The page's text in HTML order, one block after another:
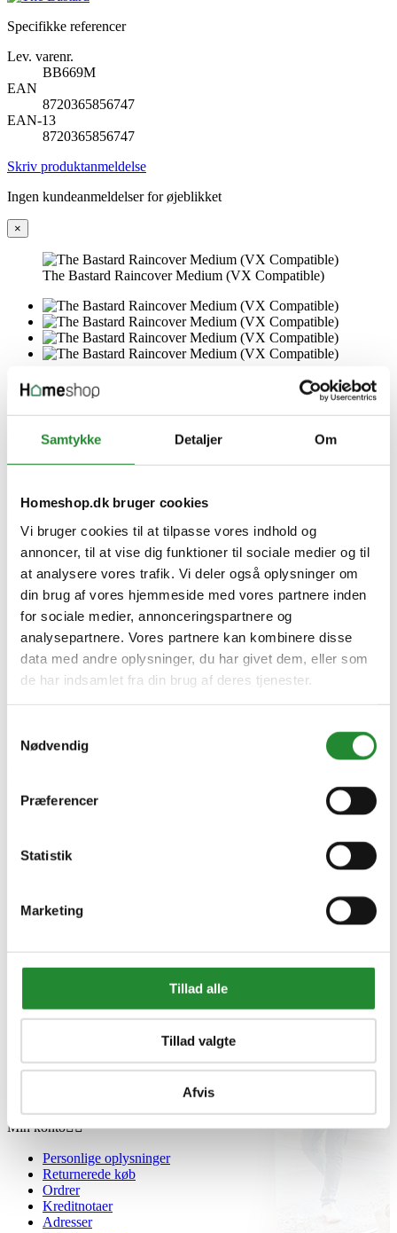
Samtykke Detaljer Om
Homeshop.dk bruger cookies
Vi bruger cookies til at tilpasse vores indhold og
annoncer, til at vise dig funktioner til sociale medier og til
at analysere vores trafik. Vi deler også oplysninger om
din brug af vores hjemmeside med vores partnere inden
for sociale medier, annonceringspartnere og
analysepartnere. Vores partnere kan kombinere disse
data med andre oplysninger, du har givet dem, eller som
de har indsamlet fra din brug af deres tjenester.
Nødvendig
Præferencer
Statistik
Marketing
Tillad alle
Tillad valgte
Afvis
Specifikke referencer
Lev. varenr.
BB669M
EAN
8720365856747
EAN-13
8720365856747
Skriv produktanmeldelse
Ingen kundeanmeldelser for øjeblikket
×
The Bastard Raincover Medium (VX Compatible)
BSTRD Raincover Medium
(VX Compatible)
Vejl. udsalgspris DKK 659,95
Spar 25%
Handelsbetingelser
Cookie- og privatlivspolitik
Gavekort
Retur paller
Om Homeshop.dk
Grill Event - Nordens Største
Kontakt os
Avis
Min konto
Personlige oplysninger
Returnerede køb
Ordrer
Kreditnotaer
Adresser